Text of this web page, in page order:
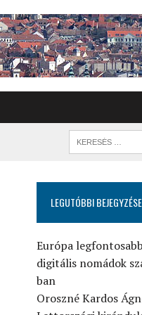
LEGUTÓBBI
Európa
digitális nomádok
ban
Oroszné Kardos